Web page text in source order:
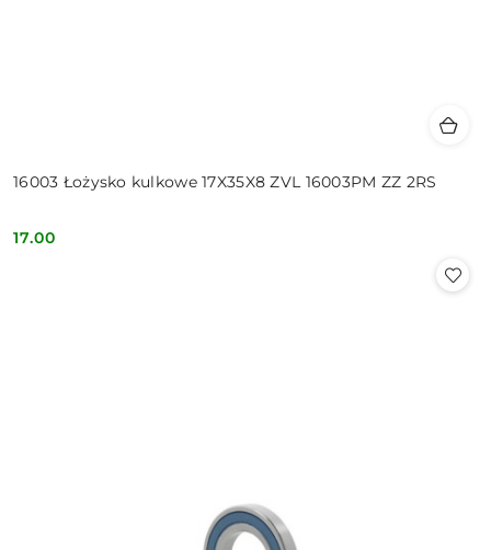
16003 Łożysko kulkowe 17X35X8 ZVL 16003PM ZZ 2RS
Cena:
17.00